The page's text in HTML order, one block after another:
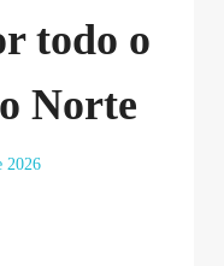
todo o
Norte
2026